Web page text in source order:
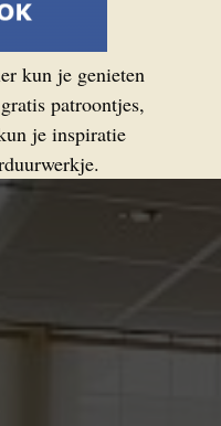
kun je genieten
patroontjes,
je inspiratie